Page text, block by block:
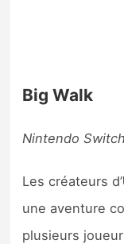
Big Walk
Nintendo
Les créateurs d’
une aventure
plusieurs